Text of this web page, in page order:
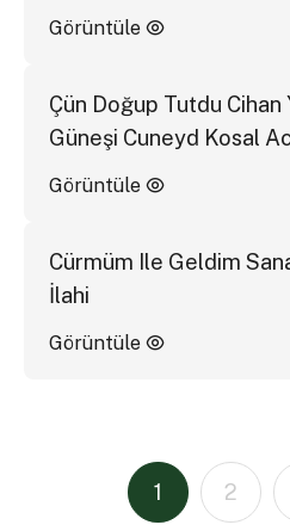
Görüntüle
Çün Doğup Tutdu Cihan
Güneşi Cuneyd Kosal
Görüntüle
Cürmüm Ile Geldim
İlahi
Görüntüle
1 2